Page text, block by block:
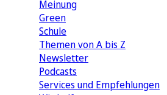
Meinung
Green
Schule
Themen von A bis Z
Newsletter
Podcasts
Services und Empfehlungen